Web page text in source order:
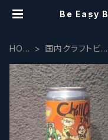
Be Easy
HOM
国内クラフトビ